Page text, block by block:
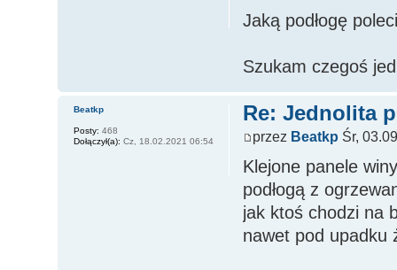
Jaką podłogę
Szukam czegoś
Re: Jednolita
przez Beatkp Śr,
Klejone panele
podłogą z
jak ktoś chodzi na
nawet pod upadku
Beatkp
Posty: 468
Dołączył(a): Cz, 18.02.2021 06:54